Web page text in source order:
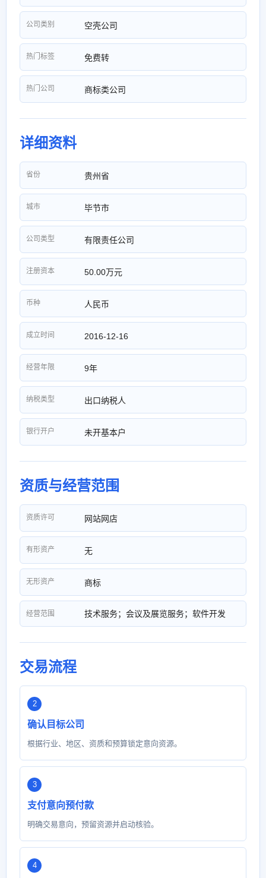
公司类别 空壳公司
热门标签 免费转
热门公司 商标类公司
详细资料
省份 贵州省
城市 毕节市
公司类型 有限责任公司
注册资本 50.00万元
币种 人民币
成立时间 2016-12-16
经营年限 9年
纳税类型 出口纳税人
银行开户 未开基本户
资质与经营范围
资质许可 网站网店
有形资产 无
无形资产 商标
经营范围 技术服务；会议及展览服务；软件开发
交易流程
确认目标公司
根据行业、地区、资质和预算锁定意向资源。
支付意向预付款
明确交易意向，预留资源并启动核验。